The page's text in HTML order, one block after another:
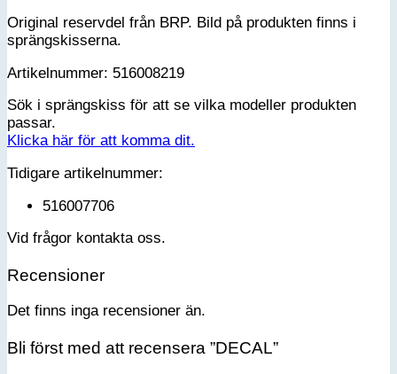
Original reservdel från BRP. Bild på produkten finns i
sprängskisserna.
Artikelnummer: 516008219
Sök i sprängskiss för att se vilka modeller produkten
passar.
Klicka här för att komma dit.
Tidigare artikelnummer:
516007706
Vid frågor kontakta oss.
Recensioner
Det finns inga recensioner än.
Bli först med att recensera ”DECAL”